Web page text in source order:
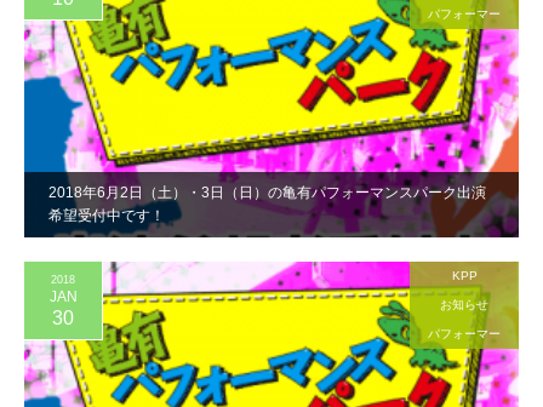
2018年6月2日（土）・3日（日）の亀有パフォーマンスパーク出演
希望受付中です！
パフォーマー
2018
JAN
30
KPP
お知らせ
パフォーマー